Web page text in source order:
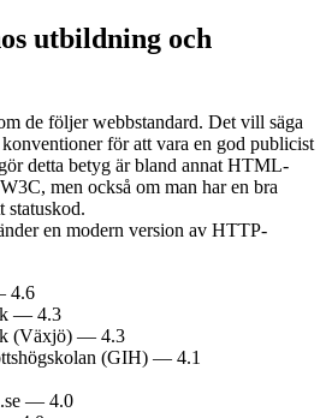
utbildning och
de följer webbstandard. Det vill säga
för att vara en god publicist
detta betyg är bland annat HTML-
men också om man har en bra
statuskod.
en modern version av HTTP-
4.6
— 4.3
(Växjö) — 4.3
(GIH) — 4.1
— 4.0